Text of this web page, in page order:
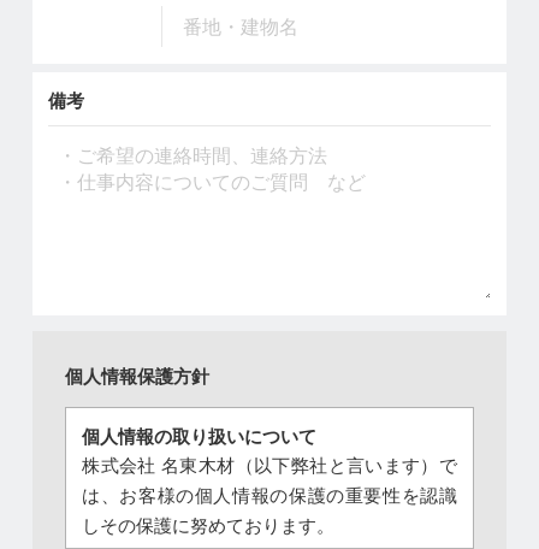
備考
個人情報保護方針
個人情報の取り扱いについて
株式会社 名東木材（以下弊社と言います）で
は、お客様の個人情報の保護の重要性を認識
しその保護に努めております。